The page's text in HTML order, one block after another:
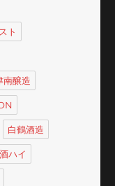
ト
南醸造
白鶴酒造
酒ハイ